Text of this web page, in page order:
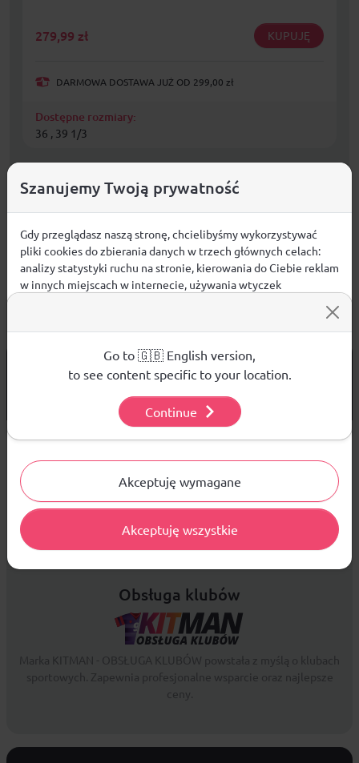
279,99 zł KUPUJĘ
DARMOWA DOSTAWA JUŻ OD 299,00 zł
Dostępne rozmiary:
36 , 39 1/3
DARMOWA WYSYŁKAod 299 PLN
14 DNINA ZWROT TOWARU
Platforma B2B zapewnia profesjonalną obsługę biznesową i
najlepsze ceny dla odbiorców hurtowych.
Obsługa klubów
Szanujemy Twoją prywatność
Gdy przeglądasz naszą stronę, chcielibyśmy wykorzystywać
pliki cookies do zbierania danych w trzech głównych celach:
analizy statystyki ruchu na stronie, kierowania do Ciebie reklam
w innych miejscach w internecie, używania wtyczek
używanych plików cookies.
Aby dowiedzieć się więcej o plikach cookie i tym, jak
wykorzystujemy Twoje dane, odwiedź naszą Polityką
Akceptuję wymagane
Akceptuję wszystkie
Go to 🇬🇧 English version,
to see content specific to your location.
Continue